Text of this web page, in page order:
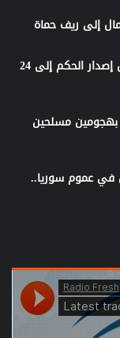
الجلسة الخامسة لمحاكمة احمد حسون.. تاجيل إصدار الحكم إلى 24
بهجومين مسلحين
سير وحرائق في عموم سوريا..